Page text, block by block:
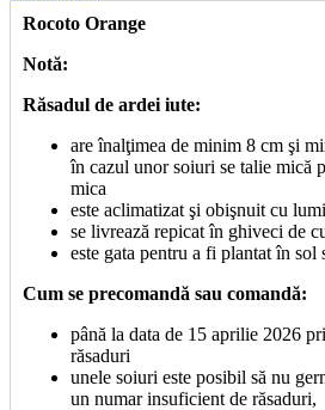
Rocoto Orange
Notă:
Răsadul de ardei iute:
are înalţimea de minim 8 cm şi
în cazul unor soiuri se talie mică
mica
este aclimatizat şi obişnuit cu
se livrează repicat în ghiveci de
este gata pentru a fi plantat în sol
Cum se precomandă sau comandă:
până la data de 15 aprilie 2026
răsaduri
unele soiuri este posibil să nu
un numar insuficient de